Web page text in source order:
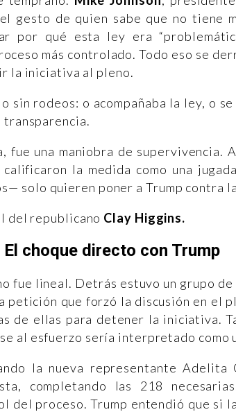
gesto de quien sabe que no tiene
por qué esta ley era
más controlado. Todo eso se
la iniciativa al pleno.
sin rodeos: o acompañaba la ley, o
transparencia.
fue una maniobra de supervivencia.
la medida como una
solo quieren poner a Trump contra
del republicano Clay Higgins.
El choque directo con Trump
fue lineal. Detrás estuvo un grupo
petición que forzó la discusión en el
de ellas para detener la iniciativa.
al esfuerzo sería interpretado como
la nueva representante
completando las 218
del proceso. Trump entendió que si